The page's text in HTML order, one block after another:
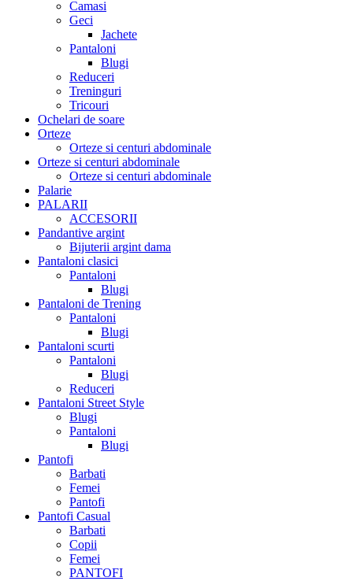
Camasi
Geci
Jachete
Pantaloni
Blugi
Reduceri
Treninguri
Tricouri
Ochelari de soare
Orteze
Orteze si centuri abdominale
Orteze si centuri abdominale
Orteze si centuri abdominale
Palarie
PALARII
ACCESORII
Pandantive argint
Bijuterii argint dama
Pantaloni clasici
Pantaloni
Blugi
Pantaloni de Trening
Pantaloni
Blugi
Pantaloni scurti
Pantaloni
Blugi
Reduceri
Pantaloni Street Style
Blugi
Pantaloni
Blugi
Pantofi
Barbati
Femei
Pantofi
Pantofi Casual
Barbati
Copii
Femei
PANTOFI